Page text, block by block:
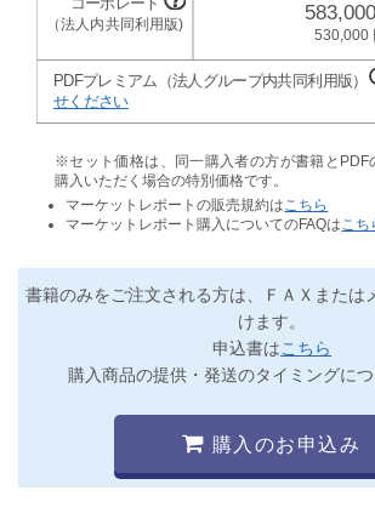
583,000
530,000
PDFプレミアム（法人グループ内共同利用版）
せください
※セット価格は、同一購入者の方が書籍とPDF
購入いただく場合の特別価格です。
マーケットレポートの販売規約は こちら
マーケットレポート購入についてのFAQは こち
書籍のみをご注文される方は、ＦＡＸまたは
けます。
申込書はこちら
購入商品の提供・発送のタイミングに
購入のお申込み